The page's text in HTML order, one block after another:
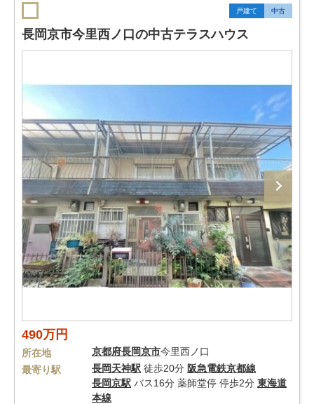
戸建て 中古
長岡京市今里西ノ口の中古テラスハウス
490万円
所在地 京都府長岡京市今里西ノ口
最寄り駅
長岡天神駅 徒歩20分 阪急電鉄京都線
長岡京駅 バス16分 薬師堂停 停歩2分 東海道
本線